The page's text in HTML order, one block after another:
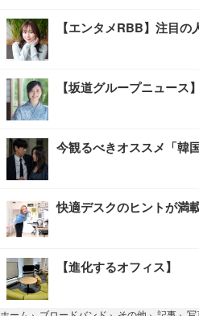
【エンタメRBB】注目
【坂道グループニュース
今観るべきオススメ「韓
快適デスクのヒントが満
【進化するオフィス】